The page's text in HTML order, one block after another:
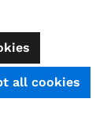
all cookies
shopvote.de ⓘ